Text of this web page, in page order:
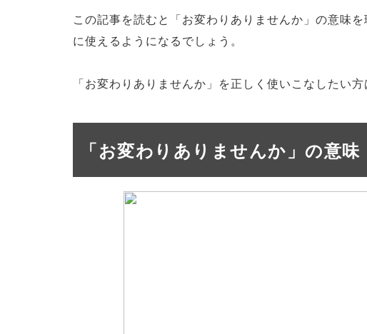
この記事を読むと「お変わりありませんか」の意味
に使えるようになるでしょう。
「お変わりありませんか」を正しく使いこなしたい方
「お変わりありませんか」の意味